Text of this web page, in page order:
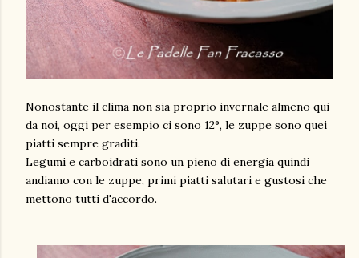
Nonostante il clima non sia proprio invernale almeno qui
da noi, oggi per esempio ci sono 12°, le zuppe sono quei
piatti sempre graditi.
Legumi e carboidrati sono un pieno di energia quindi
andiamo con le zuppe, primi piatti salutari e gustosi che
mettono tutti d'accordo.